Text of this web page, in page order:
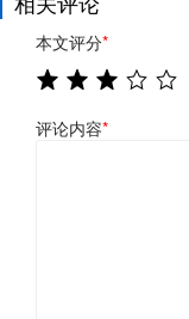
本文评分*
评论内容*